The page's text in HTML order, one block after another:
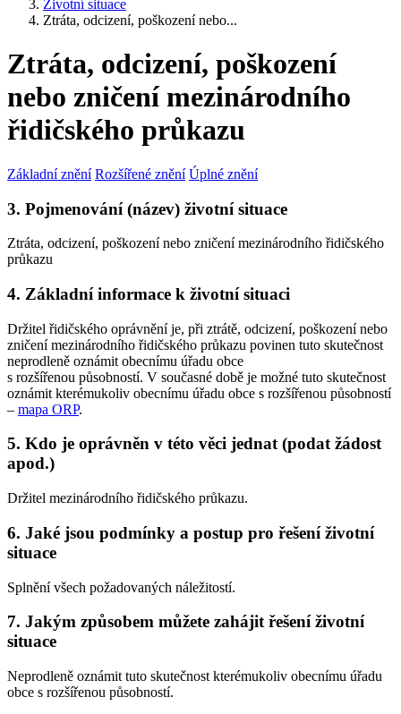
Životní situace
Ztráta, odcizení, poškození nebo...
Ztráta, odcizení, poškození
nebo zničení mezinárodního
řidičského průkazu
Základní znění Rozšířené znění Úplné znění
3. Pojmenování (název) životní situace
Ztráta, odcizení, poškození nebo zničení mezinárodního řidičského
průkazu
4. Základní informace k životní situaci
Držitel řidičského oprávnění je, při ztrátě, odcizení, poškození nebo
zničení mezinárodního řidičského průkazu povinen tuto skutečnost
neprodleně oznámit obecnímu úřadu obce
s rozšířenou působností. V současné době je možné tuto skutečnost
oznámit kterémukoliv obecnímu úřadu obce s rozšířenou působností
– mapa ORP.
5. Kdo je oprávněn v této věci jednat (podat žádost
apod.)
Držitel mezinárodního řidičského průkazu.
6. Jaké jsou podmínky a postup pro řešení životní
situace
Splnění všech požadovaných náležitostí.
7. Jakým způsobem můžete zahájit řešení životní
situace
Neprodleně oznámit tuto skutečnost kterémukoliv obecnímu úřadu
obce s rozšířenou působností.